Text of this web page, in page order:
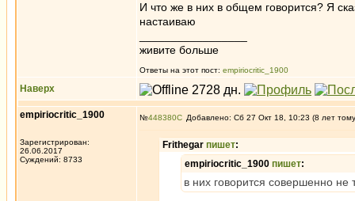
И что же в них в общем говорится? Я
настаиваю
живите больше
Ответы на этот пост: empiriocritic_1900
Наверх
empiriocritic_1900
Зарегистрирован:
26.06.2017
Суждений: 8733
№448380 Добавлено: Сб 27 Окт 18, 10:23 (8 лет
Frithegar пишет:
empiriocritic_1900 пишет:
в них говорится совершенно не